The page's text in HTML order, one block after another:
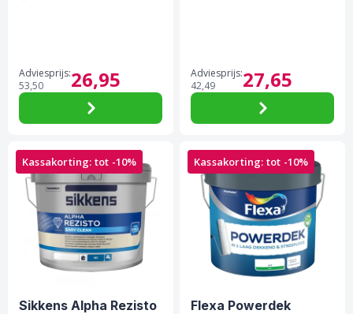
26,95
Adviesprijs:
53,50 27,65
Adviesprijs:
42,49
Kassakorting: tot -10%
Sikkens Alpha Rezisto
Kassakorting: tot -10%
Flexa Powerdek